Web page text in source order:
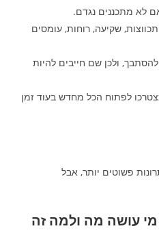
לא מתכננים נגדם.
שקיעה, רוחות, עומסים
ולכן שם חייבים להיות
לפתוח הכל מחדש בעוד זמן
פשוטים יותר, אבל
מי עושה מה ולמה זה